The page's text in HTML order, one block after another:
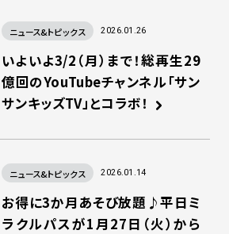
ニュース&トピックス 2026.01.26
いよいよ3/2（月）まで！総再生29
億回のYouTubeチャンネル「サン
サンキッズTV」とコラボ！
ニュース&トピックス 2026.01.14
お得に3か月あそび放題♪平日ミ
ラクルパスが1月27日（火）から